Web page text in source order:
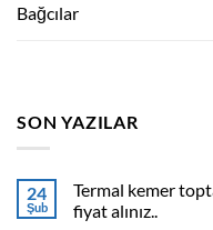
Bağcılar
SON YAZILAR
24
Şub
Termal kemer
fiyat alınız..